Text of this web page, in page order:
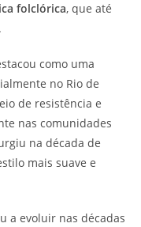
folclórica, que até
como uma
no Rio de
de resistência e
nas comunidades
na década de
mais suave e
a evoluir nas décadas